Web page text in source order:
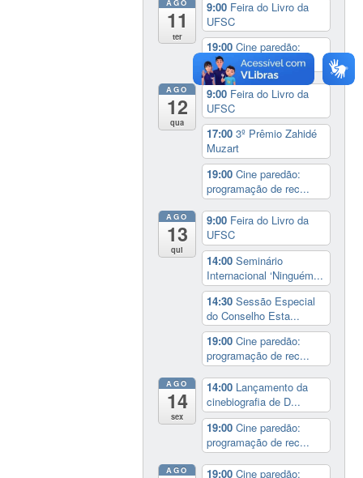
AGO
11
ter
9:00 Feira do Livro da
UFSC
19:00Cine paredão:
programação de rec...
AGO
12
qua
9:00 Feira do Livro da
UFSC
17:003º Prêmio Zahidé
Muzart
19:00Cine paredão:
programação de rec...
AGO
13
qui
9:00 Feira do Livro da
UFSC
14:00Seminário
Internacional ‘Ninguém...
14:30Sessão Especial
do Conselho Esta...
19:00Cine paredão:
programação de rec...
AGO
14
sex
14:00 Lançamento da
cinebiografia de D...
19:00Cine paredão:
programação de rec...
AGO 19:00Cine paredão: